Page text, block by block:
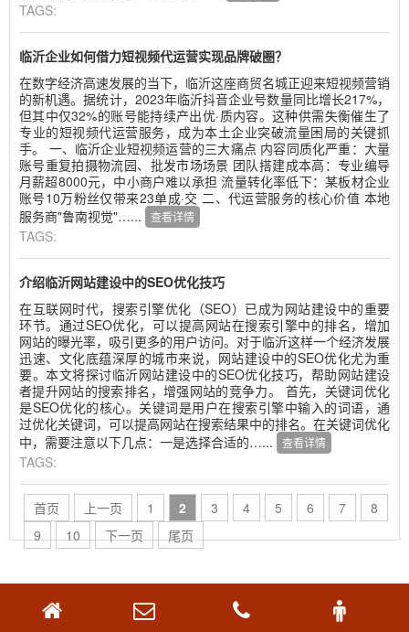
TAGS:
临沂企业如何借力短视频代运营实现品牌破圈？
在数字经济高速发展的当下，临沂这座商贸名城正迎来短视频营销
的新机遇。据统计，2023年临沂抖音企业号数量同比增长217%，
但其中仅32%的账号能持续产出优·质内容。这种供需失衡催生了
专业的短视频代运营服务，成为本土企业突破流量困局的关键抓
手。 一、临沂企业短视频运营的三大痛点 内容同质化严重：大量
账号重复拍摄物流园、批发市场场景 团队搭建成本高：专业编导
月薪超8000元，中小商户难以承担 流量转化率低下：某板材企业
账号10万粉丝仅带来23单成·交 二、代运营服务的核心价值 本地
服务商"鲁南视觉"…...
查看详情
TAGS:
介绍临沂网站建设中的SEO优化技巧
在互联网时代，搜索引擎优化（SEO）已成为网站建设中的重要
环节。通过SEO优化，可以提高网站在搜索引擎中的排名，增加
网站的曝光率，吸引更多的用户访问。对于临沂这样一个经济发展
迅速、文化底蕴深厚的城市来说，网站建设中的SEO优化尤为重
要。本文将探讨临沂网站建设中的SEO优化技巧，帮助网站建设
者提升网站的搜索排名，增强网站的竞争力。 首先，关键词优化
是SEO优化的核心。关键词是用户在搜索引擎中输入的词语，通
过优化关键词，可以提高网站在搜索结果中的排名。在关键词优化
中，需要注意以下几点：一是选择合适的…...
查看详情
TAGS:
首页 上一页 1 2 3 4 5 6 7
8
9
10 下一页 尾页